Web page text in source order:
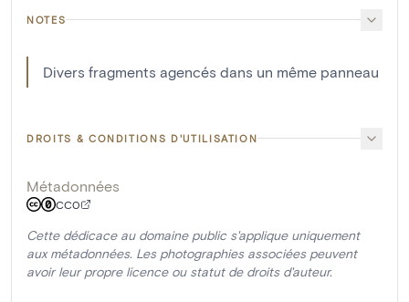
NOTES
Divers fragments agencés dans un même panneau
DROITS & CONDITIONS D'UTILISATION
Métadonnées
CC0
Cette dédicace au domaine public s'applique uniquement
aux métadonnées. Les photographies associées peuvent
avoir leur propre licence ou statut de droits d'auteur.